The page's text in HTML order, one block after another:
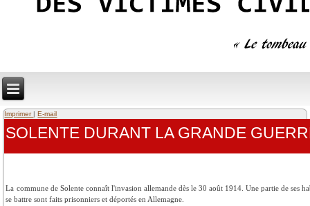
Imprimer E-mail
SOLENTE DURANT LA GRANDE
La commune de Solente connaît l'invasion allemande dès le 30 août 1914. Une partie de ses
se battre sont faits prisonniers et déportés en Allemagne.